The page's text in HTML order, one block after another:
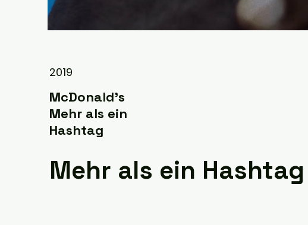
2019
McDonald’s
Mehr als ein
Hashtag
Mehr als ein Hashtag